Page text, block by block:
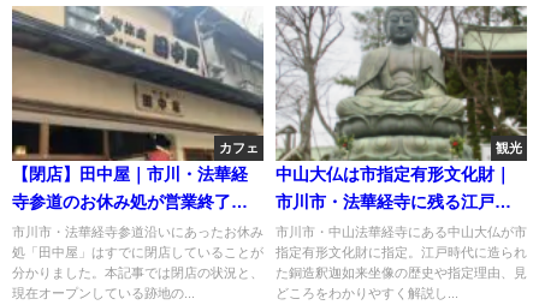
カフェ
【閉店】田中屋｜市川・法華経
寺参道のお休み処が営業終了、
跡地には新店舗がオープン
市川市・法華経寺参道沿いにあったお休み
処「田中屋」はすでに閉店していることが
分かりました。本記事では閉店の状況と、
現在オープンしている跡地の...
観光
中山大仏は市指定有形文化財｜
市川市・法華経寺に残る江戸時
代最大級の銅造大仏
市川市・中山法華経寺にある中山大仏が市
指定有形文化財に指定。江戸時代に造られ
た銅造釈迦如来坐像の歴史や指定理由、見
どころをわかりやすく解説し...